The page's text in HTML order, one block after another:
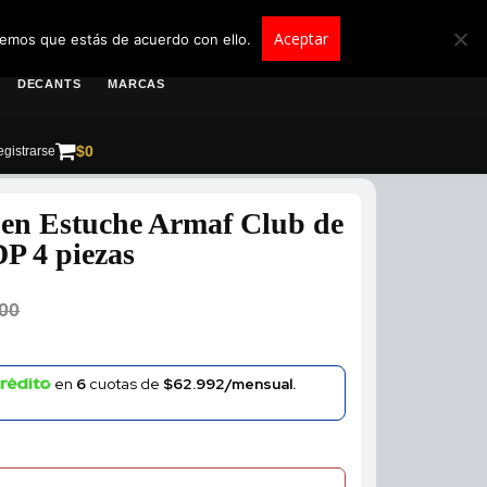
DECANTS MARCAS
$0
Estuche Armaf Club de
4 piezas
en 6cuotas de $62.992/mensual.
que estás de acuerdo con ello. Aceptar